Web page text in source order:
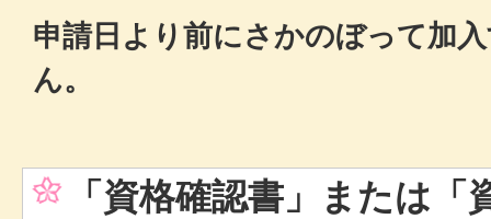
申請日より前にさかのぼって加
ん。
「資格確認書」または